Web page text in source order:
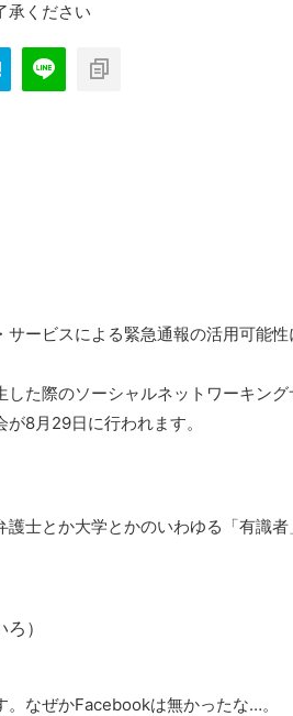
承ください
blog/wp-
count-
サービスによる緊急通報の活用可能性
た際のソーシャルネットワーキン
8月29日に行われます。
士とか大学とかのいわゆる「有識者
）
なぜかFacebookは無かったな…。